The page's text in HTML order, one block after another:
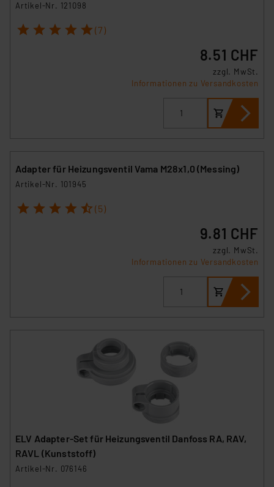
Artikel-Nr. 121098
1 2 3 4 5 (7)
8.51 CHF
zzgl. MwSt.
Informationen zu Versandkosten
Adapter für Heizungsventil Vama M28x1,0 (Messing)
Artikel-Nr. 101945
1 2 3 4 5 (5)
9.81 CHF
zzgl. MwSt.
Informationen zu Versandkosten
ELV Adapter-Set für Heizungsventil Danfoss RA, RAV,
RAVL (Kunststoff)
Artikel-Nr. 076146